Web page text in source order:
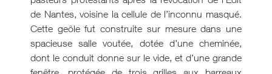
de Nantes, voisine la cellule de l’inconnu masqué.
Cette geôle fut construite sur mesure dans une
spacieuse salle voutée, dotée d’une cheminée,
dont le conduit donne sur le vide, et d’une grande